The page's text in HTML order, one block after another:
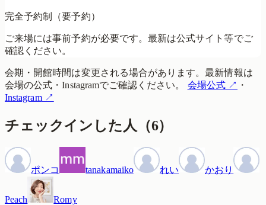
完全予約制（要予約）
ご来場には事前予約が必要です。最新は公式サイト等でご
確認ください。
会期・開館時間は変更される場合があります。最新情報は
会場の公式・Instagramでご確認ください。
会場公式↗ ・
Instagram↗
チェックインした人 （6）
ポンコ tanakamaiko れい かおり
Peach Romy